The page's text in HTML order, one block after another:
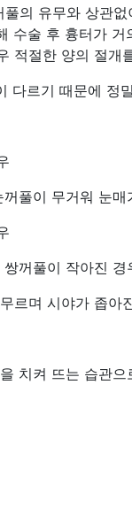
의 유무와 상관
술 후 흉터가 거
적절한 양의 절개
다르기 때문에 정
풀이 무거워 눈매
꺼풀이 작아진 경
르며 시야가 좁아
치켜 뜨는 습관으